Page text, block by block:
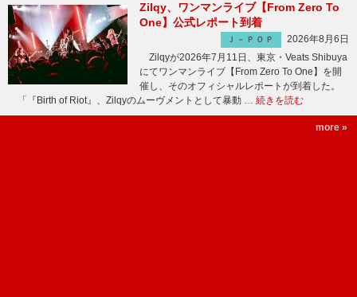
Zilqy、ワンマンライブ【From Zero To
One】公式レポート到着
Ｊ－ＰＯＰ
2026年8月6日
Zilqyが2026年7月11日、東京・Veats Shibuya
にてワンマンライブ【From Zero To One】を開
催し、そのオフィシャルレポートが到着した。
「『Birth of Riot』、Zilqyのムーヴメントとして暴動 … 続きを読む
more »